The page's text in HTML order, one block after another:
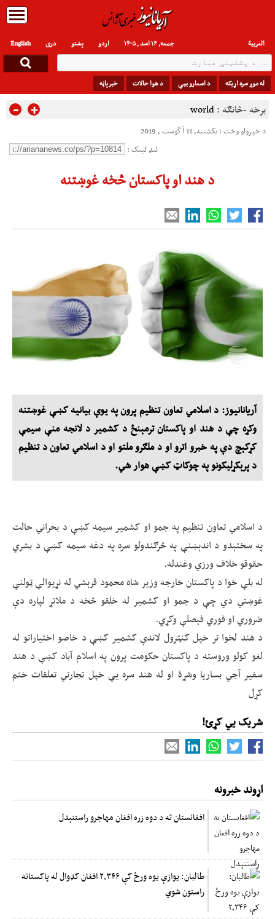
English دری پشتو العربیة اردو جمعه, ۱۶ اسد , ۱۴۰۵
له موږ سره اړیکه د اسعارو بیې د هوا حالات خبرپاڼه
برخه -څانګه : world
- +
د خپرولو وخت : یکشنبه, 11 آگوست , 2019
لنډ لینک :
د هند او پاکستان څخه غوښتنه
آریانانیوز: د اسلامي تعاون تنظيم پرون په يوې بيانيه کښې غوښتنه
وکړه چې د هند او پاکستان ترمېنځ د کشمير د لانجه منې سيمې
کړکېچ دې په خبرو اترو او د ملګرو ملتو او د اسلامي تعاون د تنظيم
د پرېکړليکونو په چوکاټ کښې هوار شي.
د اسلامي تعاون تنظيم په جمو او کشمير سيمه کښې د بحراني حالت
په سختېدو د اندېښنې په څرګندولو سره په دغه سيمه کښې د بشري
حقوقو خلاف ورزي وغندله.
له بلې خوا د پاکستان خارجه وزير شاه محمود قرېشي له نړيوالې ټولنې
غوښتي دي چې د جمو او کشمير له خلقو څخه د ملاتړ لپاره دې
ضروري او فوري فېصلې وکړي.
د هند لخوا تر خپل کنټرول لاندې کشمير کښې د خاصو اختياراتو له
لغو کولو وروسته د پاکستان حکومت پرون په اسلام آباد کښې د هند
سفير آجي بساريا وشړۀ او له هند سره يې خپل تجارتي تعلقات ختم
کړل
شریک یي کړئ!
اړوند خبرونه
افغانستان ته د دوه زره افغان مهاجرو راستنېدل
طالبان: یوازې یوه ورځ کې ۲,۳۴۶ افغان کډوال له پاکستانه
راستون شوي